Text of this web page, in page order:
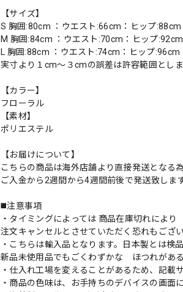
【サイズ】
S 胸囲:80cm ：ウエスト:66cm：ヒップ
M 胸囲:84cm ：ウエスト:70cm：ヒップ
L 胸囲:88cm ：ウエスト:74cm：ヒップ:96cm
実寸より１cm〜３cmの誤差は許容範囲とし
【カラー】
フローラル
【素材】
ポリエステル
【お届けについて】
こちらの商品は海外店舗より直接発送となる為
ご入金から2週間から4週間前後で発送致します
◼️注意事項
・タイミングによっては 商品在庫切れにより
注文キャンセルとさせていただく恐れもござ
・こちらは輸入品となります。日本製とは検
新品未使用品でもごくわずかな ほつれがある
・仕入れ工場を変えることがあるため、記載
・商品の色味は、お手持ちのデバイスの画面